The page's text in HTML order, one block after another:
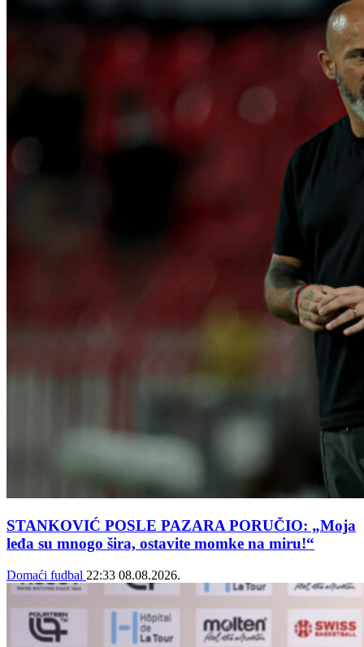
STANKOVIĆ POSLE PAZARA PORUČIO: „Moja
leđa su mnogo šira, ostavite momke na miru!“
Domaći fudbal 22:33 08.08.2026.